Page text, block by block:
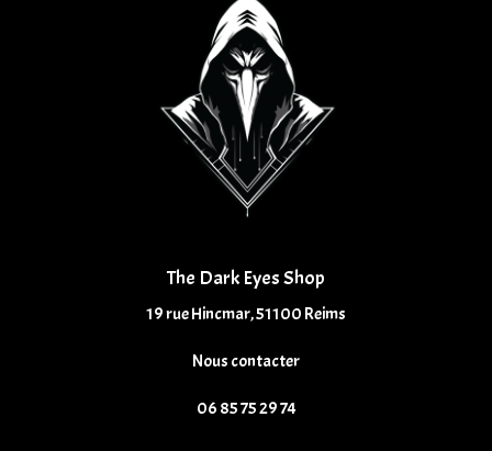
The Dark Eyes Shop
19 rue Hincmar, 51100 Reims
Nous contacter
06 85 75 29 74